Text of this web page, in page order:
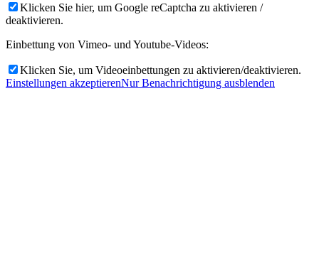
Klicken Sie hier, um Google reCaptcha zu aktivieren /
deaktivieren.
Einbettung von Vimeo- und Youtube-Videos:
Klicken Sie, um Videoeinbettungen zu aktivieren/deaktivieren.
Einstellungen akzeptierenNur Benachrichtigung ausblenden